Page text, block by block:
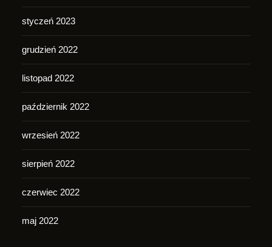
styczeń 2023
grudzień 2022
listopad 2022
październik 2022
wrzesień 2022
sierpień 2022
czerwiec 2022
maj 2022